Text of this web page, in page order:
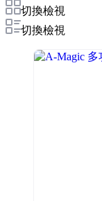
切換檢視
切換檢視